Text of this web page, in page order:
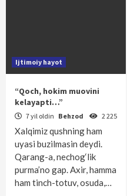
Ijtimoiy hayot
“Qoch, hokim muovini
kelayapti…”
7 yil oldin Behzod 2 225
Xalqimiz qushning ham
uyasi buzilmasin deydi.
Qarang-a, nechog‘lik
purma’no gap. Axir, hamma
ham tinch-totuv, osuda,…